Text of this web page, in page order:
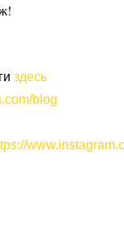
здесь
blog